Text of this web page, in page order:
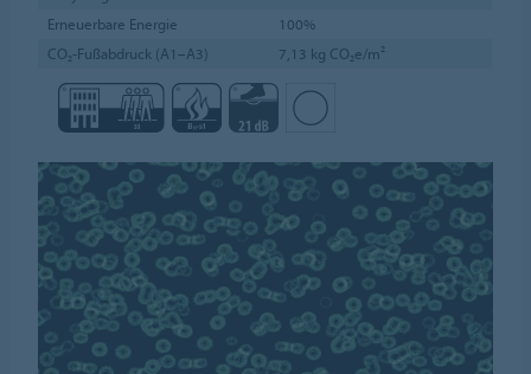
Erneuerbare Energie
100%
CO₂-Fußabdruck (A1–A3)
7,13 kg CO₂e/m²